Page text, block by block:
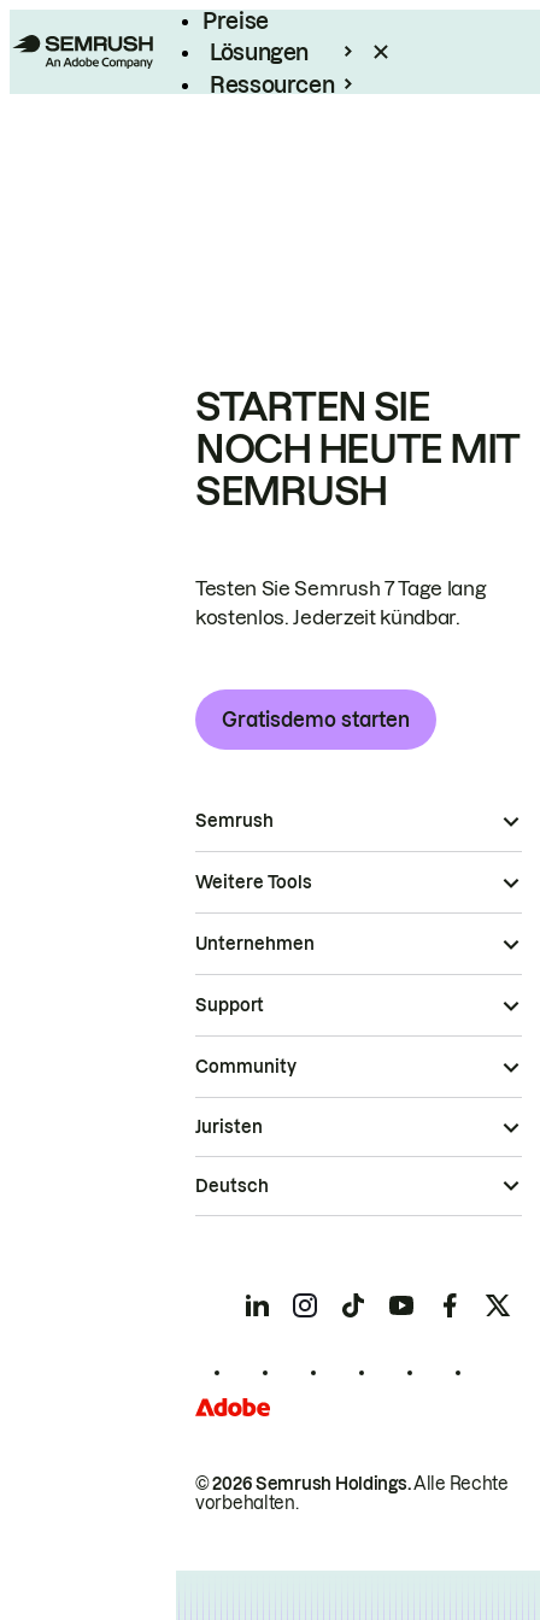
Preise
Lösungen
Ressourcen
STARTEN SIE
NOCH HEUTE MIT
SEMRUSH
Testen Sie Semrush 7 Tage lang
kostenlos. Jederzeit kündbar.
Gratisdemo starten
Semrush
Weitere Tools
Unternehmen
Support
Community
© 2026 Semrush Holdings.Alle Rechte
vorbehalten.
Juristen
Deutsch